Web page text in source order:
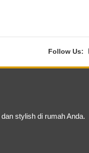
Follow Us:
stylish di rumah Anda.